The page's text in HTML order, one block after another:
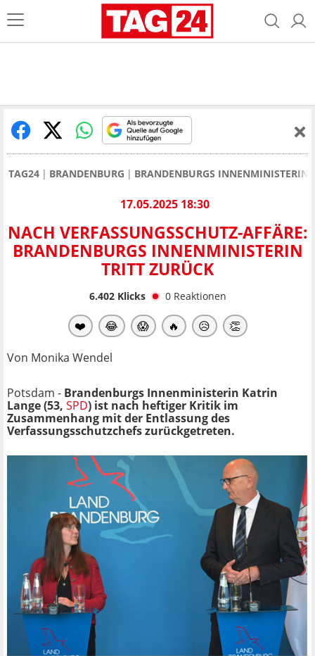
TAG24 BRANDENBURG BRANDENBURGS INNENMINISTERIN
17.05.2025 18:30
NACH VERFASSUNGSSCHUTZ-AFFÄRE:
BRANDENBURGS INNENMINISTERIN
TRITT ZURÜCK
6.402Klicks 0 Reaktionen
❤️ 😂 😱 🔥 😥 👏
Von Monika Wendel
Potsdam - Brandenburgs Innenministerin Katrin
Lange (53, SPD) ist nach heftiger Kritik im
Zusammenhang mit der Entlassung des
Verfassungsschutzchefs zurückgetreten.